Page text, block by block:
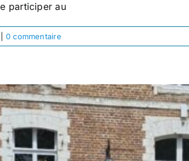
participer au
0 commentaire